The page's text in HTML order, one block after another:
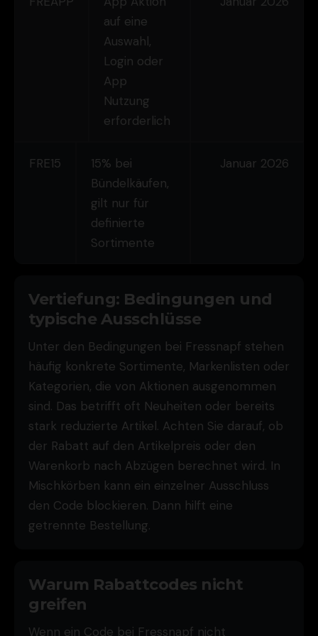
auf eine
Auswahl,
Login oder
App
Nutzung
erforderlich
FRE15
15% bei
Bündelkäufen,
gilt nur für
definierte
Sortimente
Januar 2026
Vertiefung: Bedingungen und
typische Ausschlüsse
Unter den Bedingungen bei Fressnapf stehen
häufig konkrete Sortimente, Markenlisten oder
Kategorien, die von Aktionen ausgenommen
sind. Das betrifft oft Neuheiten oder bereits
stark reduzierte Artikel. Achten Sie darauf, ob
der Rabatt auf den Artikelpreis oder den
Warenkorb nach Abzügen berechnet wird. In
Mischkörben kann ein einzelner Ausschluss
den Code blockieren. Dann hilft eine
getrennte Bestellung.
Warum Rabattcodes nicht
greifen
Wenn ein Code bei Fressnapf nicht